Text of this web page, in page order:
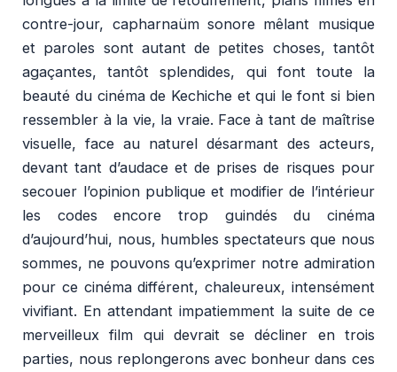
contre-jour, capharnaüm sonore mêlant musique
et paroles sont autant de petites choses, tantôt
agaçantes, tantôt splendides, qui font toute la
beauté du cinéma de Kechiche et qui le font si bien
ressembler à la vie, la vraie. Face à tant de maîtrise
visuelle, face au naturel désarmant des acteurs,
devant tant d’audace et de prises de risques pour
secouer l’opinion publique et modifier de l’intérieur
les codes encore trop guindés du cinéma
d’aujourd’hui, nous, humbles spectateurs que nous
sommes, ne pouvons qu’exprimer notre admiration
pour ce cinéma différent, chaleureux, intensément
vivifiant. En attendant impatiemment la suite de ce
merveilleux film qui devrait se décliner en trois
parties, nous replongerons avec bonheur dans ces